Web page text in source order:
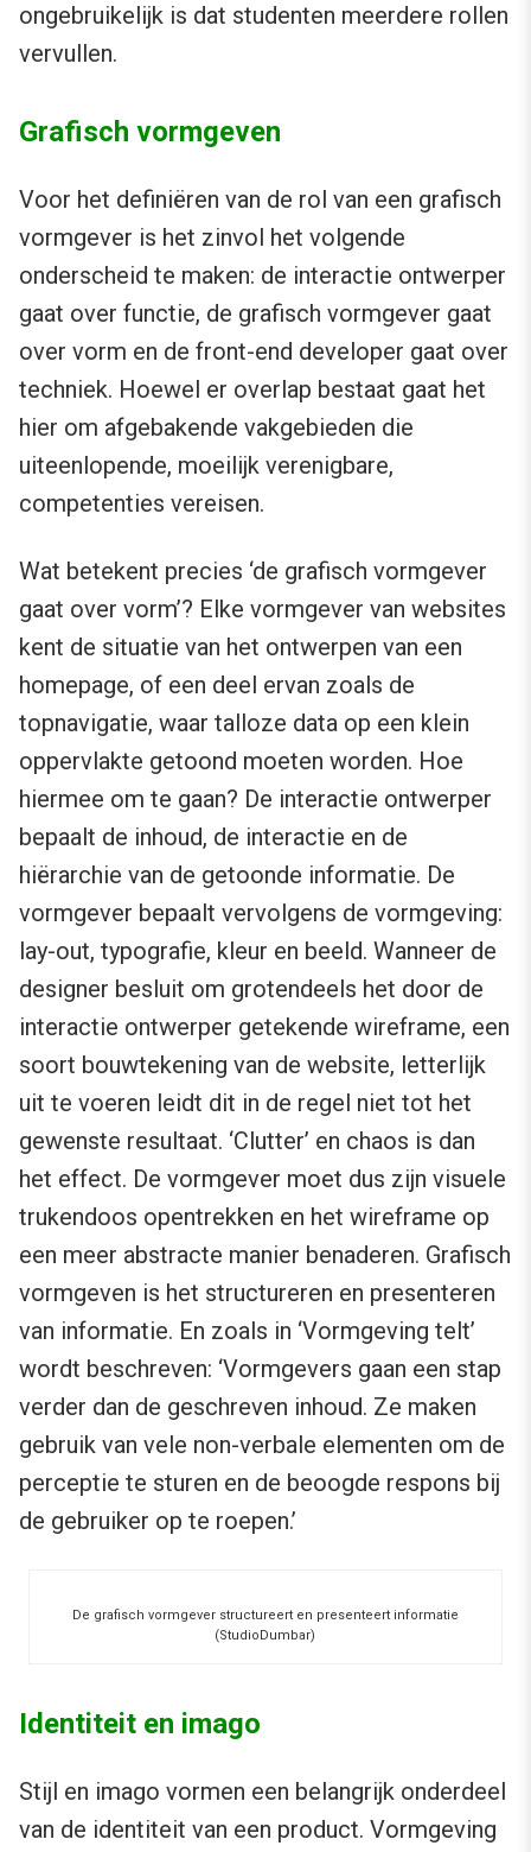
ongebruikelijk is dat studenten meerdere rollen
vervullen.
Grafisch vormgeven
Voor het definiëren van de rol van een grafisch
vormgever is het zinvol het volgende
onderscheid te maken: de interactie ontwerper
gaat over functie, de grafisch vormgever gaat
over vorm en de front-end developer gaat over
techniek. Hoewel er overlap bestaat gaat het
hier om afgebakende vakgebieden die
uiteenlopende, moeilijk verenigbare,
competenties vereisen.
Wat betekent precies ‘de grafisch vormgever
gaat over vorm’? Elke vormgever van websites
kent de situatie van het ontwerpen van een
homepage, of een deel ervan zoals de
topnavigatie, waar talloze data op een klein
oppervlakte getoond moeten worden. Hoe
hiermee om te gaan? De interactie ontwerper
bepaalt de inhoud, de interactie en de
hiërarchie van de getoonde informatie. De
vormgever bepaalt vervolgens de vormgeving:
lay-out, typografie, kleur en beeld. Wanneer de
designer besluit om grotendeels het door de
interactie ontwerper getekende wireframe, een
soort bouwtekening van de website, letterlijk
uit te voeren leidt dit in de regel niet tot het
gewenste resultaat. ‘Clutter’ en chaos is dan
het effect. De vormgever moet dus zijn visuele
trukendoos opentrekken en het wireframe op
een meer abstracte manier benaderen. Grafisch
vormgeven is het structureren en presenteren
van informatie. En zoals in ‘Vormgeving telt’
wordt beschreven: ‘Vormgevers gaan een stap
verder dan de geschreven inhoud. Ze maken
gebruik van vele non-verbale elementen om de
perceptie te sturen en de beoogde respons bij
de gebruiker op te roepen.’
De grafisch vormgever structureert en presenteert informatie
(StudioDumbar)
Identiteit en imago
Stijl en imago vormen een belangrijk onderdeel
van de identiteit van een product. Vormgeving